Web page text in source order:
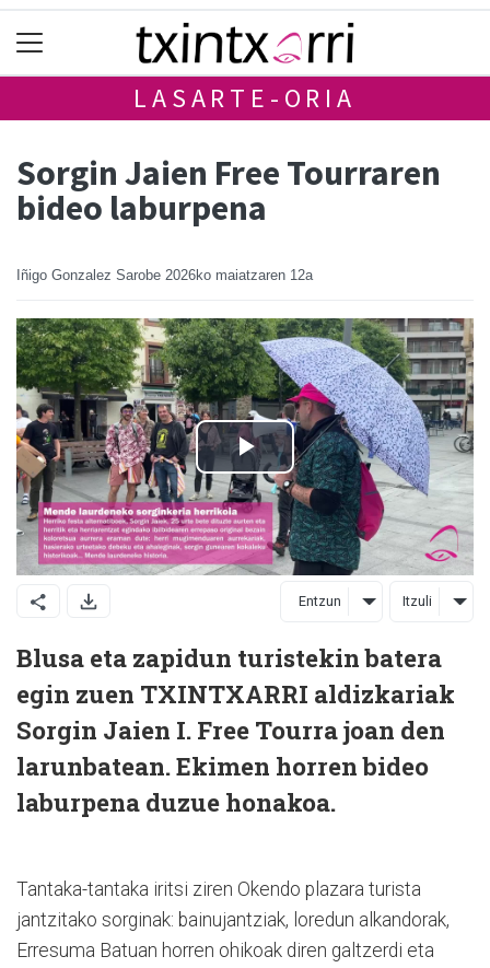
LASARTE-ORIA
Sorgin Jaien Free Tourraren
bideo laburpena
Iñigo Gonzalez Sarobe 2026ko maiatzaren 12a
Entzun Itzuli
Blusa eta zapidun turistekin batera
egin zuen TXINTXARRI aldizkariak
Sorgin Jaien I. Free Tourra joan den
larunbatean. Ekimen horren bideo
laburpena duzue honakoa.
Tantaka-tantaka iritsi ziren Okendo plazara turista
jantzitako sorginak: bainujantziak, loredun alkandorak,
Erresuma Batuan horren ohikoak diren galtzerdi eta